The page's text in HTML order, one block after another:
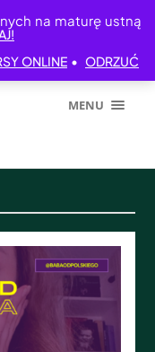
na maturę ustną
ONLINE • ODRZUĆ
MENU